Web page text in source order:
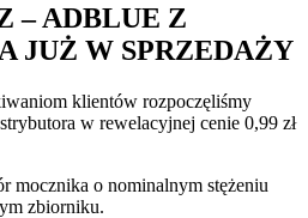
– ADBLUE Z
JUŻ W SPRZEDAŻY
klientów rozpoczęliśmy
w rewelacyjnej cenie 0,99 zł
mocznika o nominalnym stężeniu
zbiorniku.